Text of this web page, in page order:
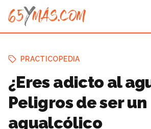
PRACTICOPEDIA
¿Eres adicto al
Peligros de ser un
agualcólico